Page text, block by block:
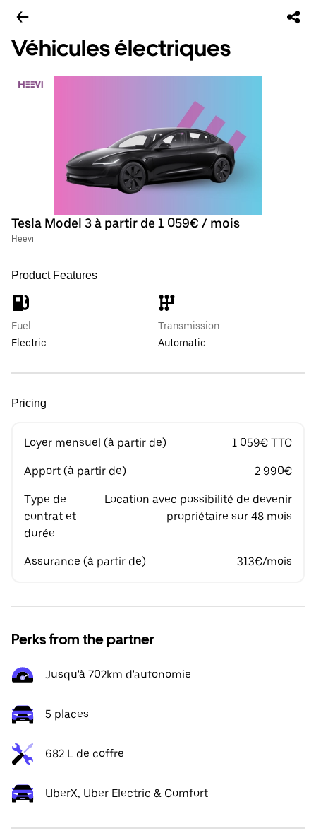
Véhicules électriques
Tesla Model 3 à partir de 1 059€ / mois
Heevi
Product Features
Fuel
Electric
Transmission
Automatic
Pricing
Loyer mensuel (à partir de) 1 059€ TTC
Apport (à partir de) 2 990€
Type de
contrat et
durée
Location avec possibilité de devenir
propriétaire sur 48 mois
Assurance (à partir de) 313€/mois
Perks from the partner
Jusqu'à 702km d'autonomie
5 places
682 L de coffre
UberX, Uber Electric & Comfort